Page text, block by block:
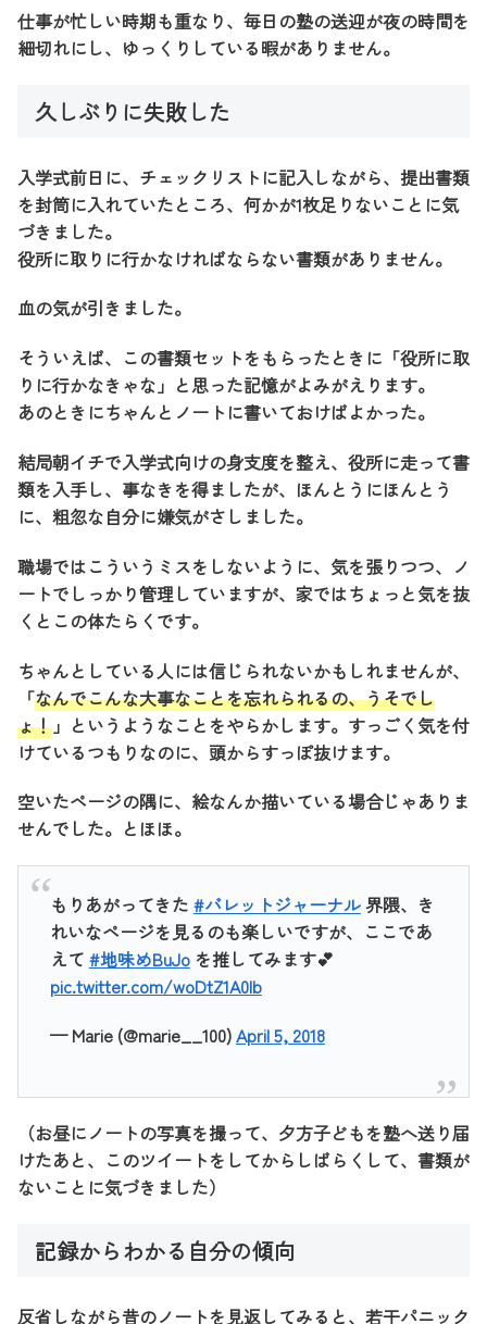
仕事が忙しい時期も重なり、毎日の塾の送迎が夜の時間を
細切れにし、ゆっくりしている暇がありません。
久しぶりに失敗した
入学式前日に、チェックリストに記入しながら、提出書類
を封筒に入れていたところ、何かが1枚足りないことに気
づきました。
役所に取りに行かなければならない書類がありません。
血の気が引きました。
そういえば、この書類セットをもらったときに「役所に取
りに行かなきゃな」と思った記憶がよみがえります。
あのときにちゃんとノートに書いておけばよかった。
結局朝イチで入学式向けの身支度を整え、役所に走って書
類を入手し、事なきを得ましたが、ほんとうにほんとう
に、粗忽な自分に嫌気がさしました。
職場ではこういうミスをしないように、気を張りつつ、ノ
ートでしっかり管理していますが、家ではちょっと気を抜
くとこの体たらくです。
ちゃんとしている人には信じられないかもしれませんが、
「なんでこんな大事なことを忘れられるの、うそでし
ょ！ 」というようなことをやらかします。すっごく気を付
けているつもりなのに、頭からすっぽ抜けます。
空いたページの隅に、絵なんか描いている場合じゃありま
せんでした。とほほ。
もりあがってきた #バレットジャーナル界隈、き
れいなページを見るのも楽しいですが、ここであ
えて #地味めBuJoを推してみます💕
pic.twitter.com/woDtZ1A0lb
— Marie (@marie__100)April 5, 2018
（お昼にノートの写真を撮って、夕方子どもを塾へ送り届
けたあと、このツイートをしてからしばらくして、書類が
ないことに気づきました）
記録からわかる自分の傾向
反省しながら昔のノートを見返してみると、若干パニック